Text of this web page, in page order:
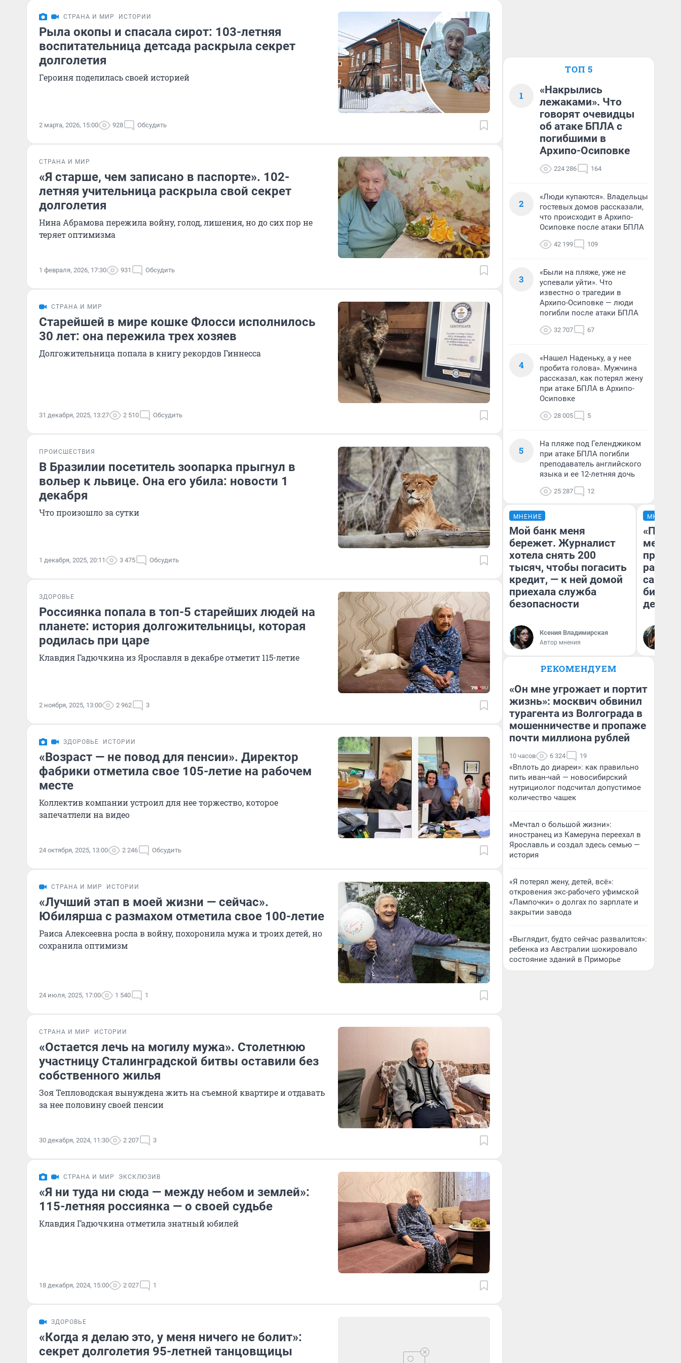
СТРАНА И МИР ИСТОРИИ
Рыла окопы и спасала сирот: 103-летняя
воспитательница детсада раскрыла секрет
долголетия
Героиня поделилась своей историей
2 марта, 2026, 15:00 928 Обсудить
СТРАНА И МИР
«Я старше, чем записано в паспорте». 102-
летняя учительница раскрыла свой секрет
долголетия
Нина Абрамова пережила войну, голод, лишения, но до сих пор не
теряет оптимизма
1 февраля, 2026, 17:30 931 Обсудить
СТРАНА И МИР
Старейшей в мире кошке Флосси исполнилось
30 лет: она пережила трех хозяев
Долгожительница попала в книгу рекордов Гиннесса
31 декабря, 2025, 13:27 2 510 Обсудить
ПРОИСШЕСТВИЯ
В Бразилии посетитель зоопарка прыгнул в
вольер к львице. Она его убила: новости 1
декабря
Что произошло за сутки
1 декабря, 2025, 20:11 3 475 Обсудить
ЗДОРОВЬЕ
Россиянка попала в топ-5 старейших людей на
планете: история долгожительницы, которая
родилась при царе
Клавдия Гадючкина из Ярославля в декабре отметит 115-летие
2 ноября, 2025, 13:00 2 962 3
ЗДОРОВЬЕ ИСТОРИИ
«Возраст — не повод для пенсии». Директор
фабрики отметила свое 105-летие на рабочем
месте
Коллектив компании устроил для нее торжество, которое
запечатлели на видео
24 октября, 2025, 13:00 2 246 Обсудить
СТРАНА И МИР ИСТОРИИ
«Лучший этап в моей жизни — сейчас».
Юбилярша с размахом отметила свое 100-летие
Раиса Алексеевна росла в войну, похоронила мужа и троих детей, но
сохранила оптимизм
24 июля, 2025, 17:00 1 540 1
СТРАНА И МИР ИСТОРИИ
«Остается лечь на могилу мужа». Столетнюю
участницу Сталинградской битвы оставили без
собственного жилья
Зоя Тепловодская вынуждена жить на съемной квартире и отдавать
за нее половину своей пенсии
30 декабря, 2024, 11:30 2 207 3
СТРАНА И МИР ЭКСКЛЮЗИВ
«Я ни туда ни сюда — между небом и землей»:
115-летняя россиянка — о своей судьбе
Клавдия Гадючкина отметила знатный юбилей
18 декабря, 2024, 15:00 2 027 1
ЗДОРОВЬЕ
«Когда я делаю это, у меня ничего не болит»:
секрет долголетия 95-летней танцовщицы
ТОП 5
1
«Накрылись
лежаками». Что
говорят очевидцы
об атаке БПЛА с
погибшими в
Архипо-Осиповке
224 286 164
2
«Люди купаются». Владельцы
гостевых домов рассказали,
что происходит в Архипо-
Осиповке после атаки БПЛА
42 199 109
3
«Были на пляже, уже не
успевали уйти». Что
известно о трагедии в
Архипо-Осиповке — люди
погибли после атаки БПЛА
32 707 67
4
«Нашел Наденьку, а у нее
пробита голова». Мужчина
рассказал, как потерял жену
при атаке БПЛА в Архипо-
Осиповке
28 005 5
5
На пляже под Геленджиком
при атаке БПЛА погибли
преподаватель английского
языка и ее 12-летняя дочь
25 287 12
МНЕНИЕ
Мой банк меня
бережет. Журналист
хотела снять 200
тысяч, чтобы погасить
кредит, — к ней домой
приехала служба
безопасности
Ксения Владимирская
Автор мнения
МНЕНИЕ
самом
РЕКОМЕНДУЕМ
«Он мне угрожает и портит
жизнь»: москвич обвинил
турагента из Волгограда в
мошенничестве и пропаже
почти миллиона рублей
10 часов 6 324 19
«Вплоть до диареи»: как правильно
пить иван-чай — новосибирский
нутрициолог подсчитал допустимое
количество чашек
«Мечтал о большой жизни»:
иностранец из Камеруна переехал в
Ярославль и создал здесь семью —
история
«Я потерял жену, детей, всё»:
откровения экс-рабочего уфимской
«Лампочки» о долгах по зарплате и
закрытии завода
«Выглядит, будто сейчас развалится»:
ребенка из Австралии шокировало
состояние зданий в Приморье